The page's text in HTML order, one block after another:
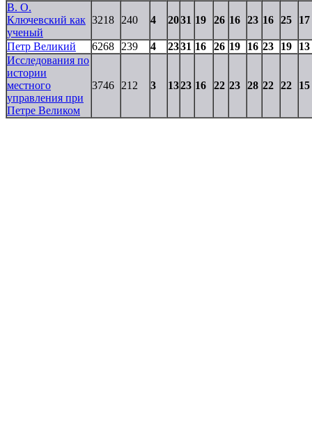
В. О.
Ключевский как
ученый
3218 240 4 2031 19 26 16 23 16 25 17
Петр Великий 6268 239 4 2331 16 26 19 16 23 19
13
Исследования по
истории
местного
управления при
Петре Великом
3746 212 3 1323 16 22 23 28 22 22 15